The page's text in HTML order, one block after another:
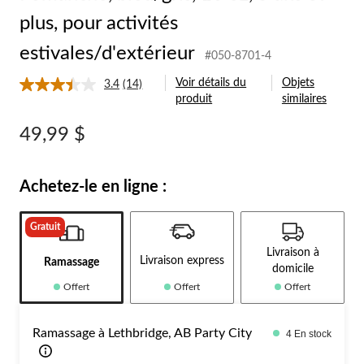
plus, pour activités
estivales/d'extérieur
#050-8701-4
3.4 Lire
même
page.
(14)
Voir détails du
produit
Objets
similaires
49,99 $
Achetez-le en ligne :
Gratuit
Ramassage
Offert
Livraison express
Offert
Livraison à
domicile
Offert
Ramassage à Lethbridge, AB Party City 4 En stock